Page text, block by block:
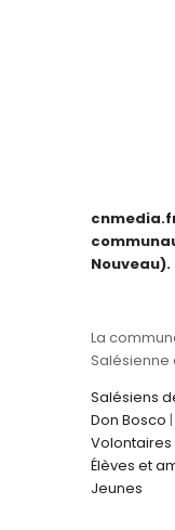
Nouveau).
La
Salésienne
Salésiens
Don Bosco |
Volontaires
Élèves et
Jeunes